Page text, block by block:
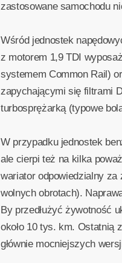
zastosowane samochodu
Wśród jednostek
z motorem 1,9 TDI
systemem Common Rail)
zapychającymi się filtrami
turbosprężarką (typowe
W przypadku jednostek
ale cierpi też na kilka
wariator odpowiedzialny za
wolnych obrotach).
By przedłużyć żywotność
około 10 tys. km. Ostatnią
głównie mocniejszych